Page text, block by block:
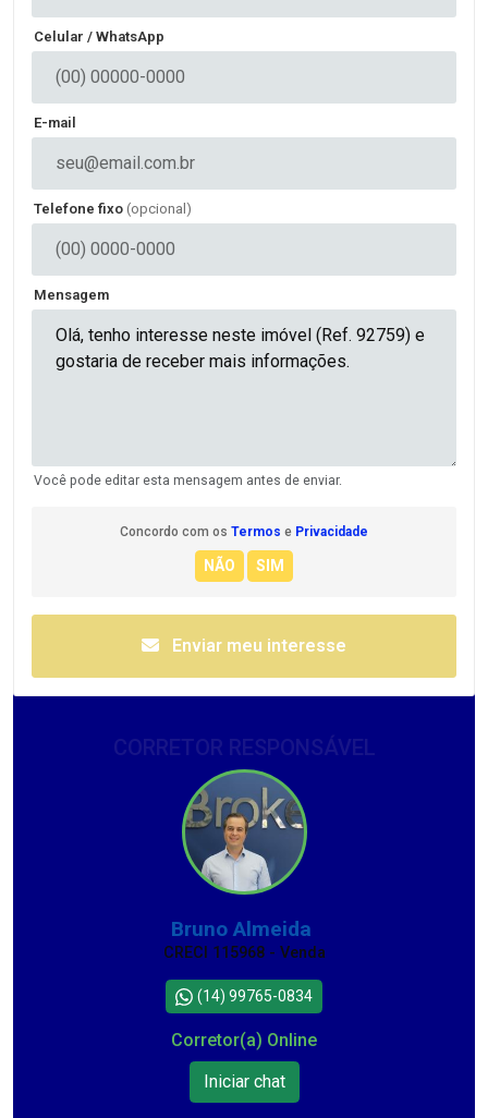
Celular / WhatsApp
E-mail
Telefone fixo (opcional)
Mensagem
Você pode editar esta mensagem antes de enviar.
Concordo com os Termos e Privacidade
Enviar meu interesse
Bruno Almeida
CRECI 115968 - Venda
(14) 99765-0834
Corretor(a) Online
Iniciar chat